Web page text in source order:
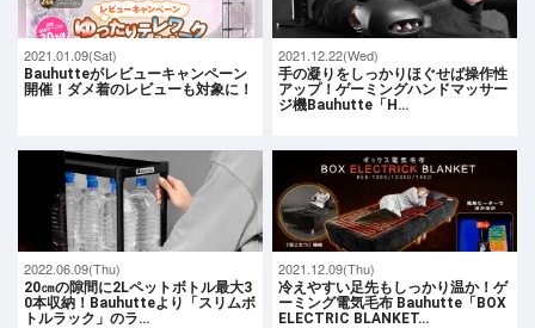
2021.01.09(Sat)
Bauhutteがレビューキャンペーン
開催！ダメ着のレビューも対象に！
2021.12.22(Wed)
手の凝りをしっかりほぐせば操作性
アップ！ゲーミングハンドマッサー
ジ機Bauhutte「H…
2022.06.09(Thu)
20㎝の隙間に2Lペットボトル最大3
0本収納！Bauhutteより「スリムボ
トルラック」のラ…
2021.12.09(Thu)
冷えやすい足先もしっかり温か！ゲ
ーミング電気毛布 Bauhutte「BOX
ELECTRIC BLANKET…